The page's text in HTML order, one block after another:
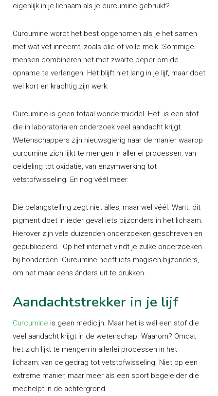
eigenlijk in je lichaam als je curcumine gebruikt?
Curcumine wordt het best opgenomen als je het samen
met wat vet inneemt, zoals olie of volle melk. Sommige
mensen combineren het met zwarte peper om de
opname te verlengen. Het blijft niet lang in je lijf, maar doet
wel kort en krachtig zijn werk.
Curcumine is geen totaal wondermiddel. Het is een stof
die in laboratoria en onderzoek veel aandacht krijgt.
Wetenschappers zijn nieuwsgierig naar de manier waarop
curcumine zich lijkt te mengen in allerlei processen: van
celdeling tot oxidatie, van enzymwerking tot
vetstofwisseling. En nog véél meer.
Die belangstelling zegt niet álles, maar wel véél. Want dit
pigment doet in ieder geval iets bijzonders in het lichaam.
Hierover zijn vele duizenden onderzoeken geschreven en
gepubliceerd. Op het internet vindt je zulke onderzoeken
bij honderden. Curcumine heeft iets magisch bijzonders,
om het maar eens ánders uit te drukken.
Aandachtstrekker in je lijf
Curcumine is geen medicijn. Maar het is wél een stof die
veel aandacht krijgt in de wetenschap. Waarom? Omdat
het zich lijkt te mengen in allerlei processen in het
lichaam: van celgedrag tot vetstofwisseling. Niet op een
extreme manier, maar meer als een soort begeleider die
meehelpt in de achtergrond.